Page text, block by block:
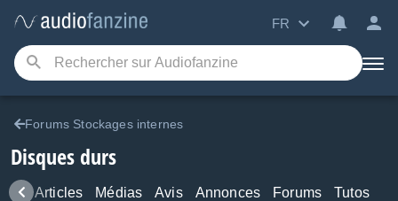
FR
Forums Stockages internes
Disques durs
Articles Médias Avis Annonces Forums Tutos